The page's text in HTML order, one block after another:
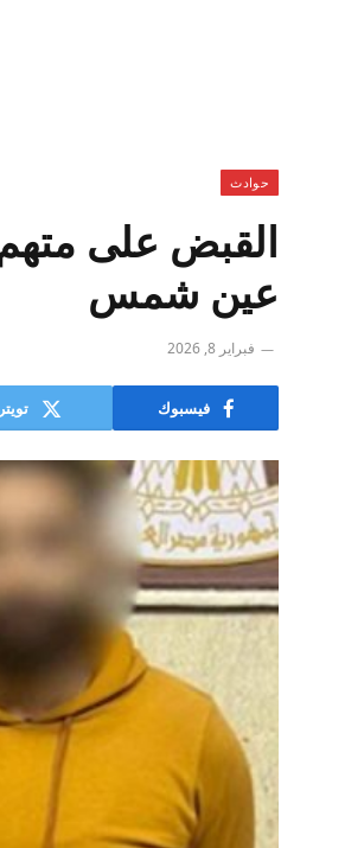
حوادث
القبض على
عين شمس
فبراير 8, 2026
فيسبوك تويتر